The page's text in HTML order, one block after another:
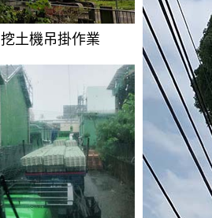
挖土機吊掛作業